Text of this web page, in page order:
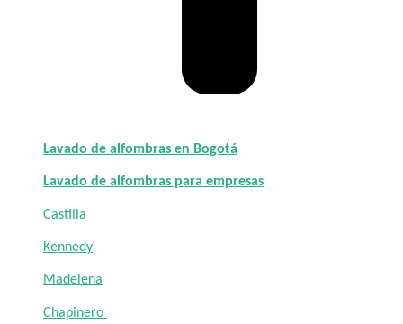
Lavado de alfombras en Bogotá
Lavado de alfombras para empresas
Castilla
Kennedy
Madelena
Chapinero